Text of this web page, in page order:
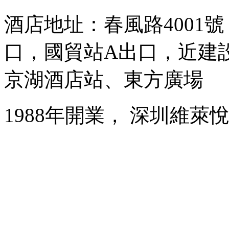
酒店地址：春風路4001
口，國貿站A出口，近建
京湖酒店站、東方廣場
1988年開業， 深圳維